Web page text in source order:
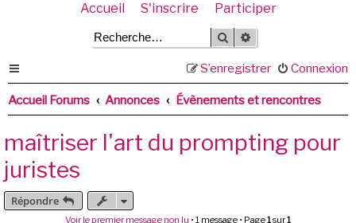
Accueil S'inscrire Participer
Rechercher
Connexion
S’enregistrer
Accueil Forums Annonces Évènements et rencontres
maîtriser l'art du prompting pour
juristes
Répondre
Voir le premier message non lu • 1 message • Page1sur1